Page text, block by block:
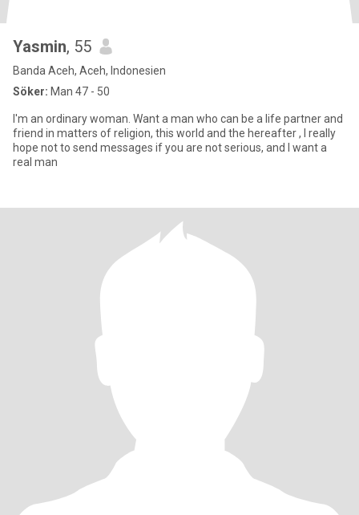
Yasmin, 55
Banda Aceh, Aceh, Indonesien
Söker: Man 47 - 50
I'm an ordinary woman. Want a man who can be a life partner and
friend in matters of religion, this world and the hereafter , I really
hope not to send messages if you are not serious, and I want a
real man